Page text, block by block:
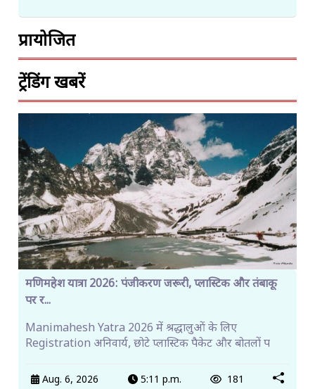
प्रायोजित
ट्रेंडिंग खबरें
मणिमहेश यात्रा 2026: पंजीकरण जरूरी, प्लास्टिक और तंबाकू
पर र...
Manimahesh Yatra 2026 में श्रद्धालुओं के लिए
Registration अनिवार्य, छोटे प्लास्टिक पैकेट और बोतलों प
Aug. 6, 2026 5:11 p.m. 181